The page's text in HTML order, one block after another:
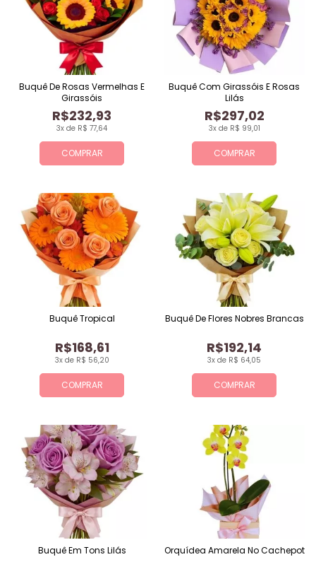
COMPRAR
3x de R$ 77,64
R$232,93
Buquê De Rosas Vermelhas E
Girassóis
COMPRAR
3x de R$ 99,01
R$297,02
Buquê Com Girassóis E Rosas
Lilás
COMPRAR
3x de R$ 56,20
R$168,61
Buquê Tropical
COMPRAR
3x de R$ 64,05
R$192,14
Buquê De Flores Nobres Brancas
Buquê Em Tons Lilás Orquídea Amarela No Cachepot